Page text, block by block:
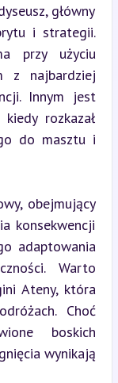
główny
i strategii.
przy użyciu
z najbardziej
Innym jest
rozkazał
do masztu i
obejmujący
konsekwencji
adaptowania
Warto
Ateny, która
Choć
boskich
wynikają